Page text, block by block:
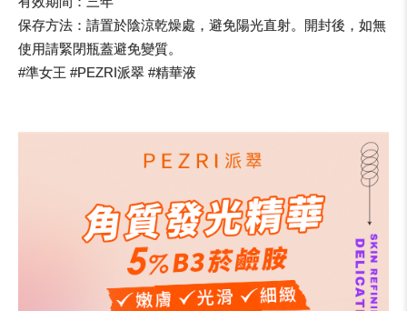
保存方法：請置於陰涼乾燥處，避免陽光直射。開封後，如無
使用請緊閉瓶蓋避免變質。
#準女王 #PEZRI派翠 #精華液